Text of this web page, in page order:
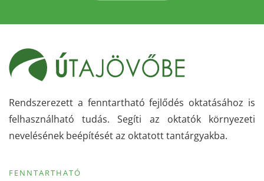
Rendszerezett a fenntartható fejlődés oktatásához is
felhasználható tudás. Segíti az oktatók környezeti
nevelésének beépítését az oktatott tantárgyakba.
FENNTARTHATÓ